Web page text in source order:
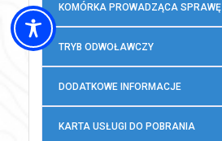
KOMÓRKA PROWADZĄCA SPRAWĘ
TRYB ODWOŁAWCZY
DODATKOWE INFORMACJE
KARTA USŁUGI DO POBRANIA